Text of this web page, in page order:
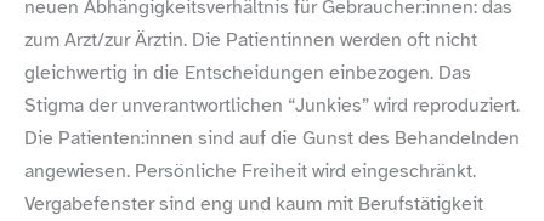
neuen Abhängigkeitsverhältnis für Gebraucher:innen: das
zum Arzt/​zur Ärztin. Die Patientinnen werden oft nicht
gleichwertig in die Entscheidungen einbezogen. Das
Stigma der unverantwortlichen “Junkies” wird reproduziert.
Die Patienten:innen sind auf die Gunst des Behandelnden
angewiesen. Persönliche Freiheit wird eingeschränkt.
Vergabefenster sind eng und kaum mit Berufstätigkeit